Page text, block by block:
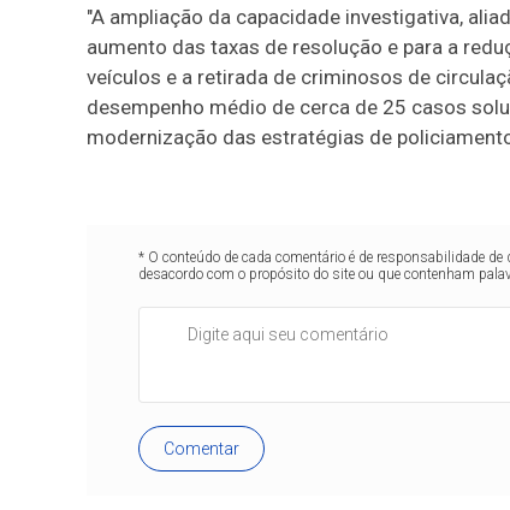
"A ampliação da capacidade investigativa,
aumento das taxas de resolução e para a
veículos e a retirada de criminosos de
desempenho médio de cerca de 25 casos
modernização das estratégias de
* O conteúdo de cada comentário é de responsabilidade
desacordo com o propósito do site ou que contenham
Comentar